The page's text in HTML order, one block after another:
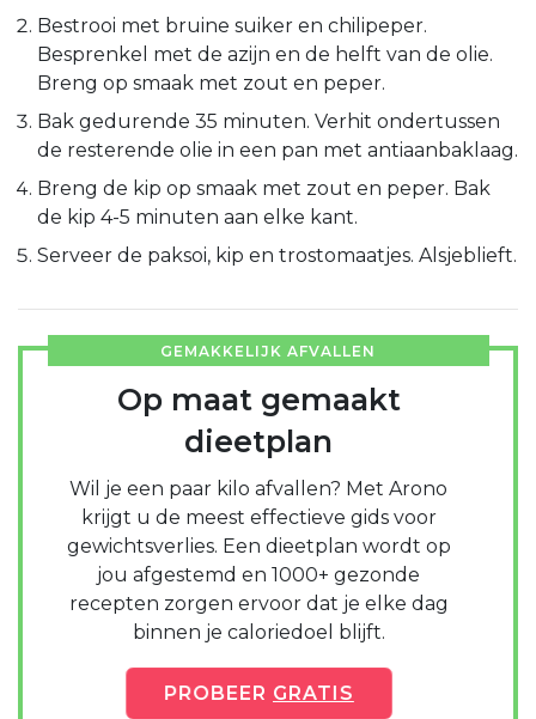
Bestrooi met bruine suiker en chilipeper.
Besprenkel met de azijn en de helft van de olie.
Breng op smaak met zout en peper.
Bak gedurende 35 minuten. Verhit ondertussen
de resterende olie in een pan met antiaanbaklaag.
Breng de kip op smaak met zout en peper. Bak
de kip 4-5 minuten aan elke kant.
Serveer de paksoi, kip en trostomaatjes. Alsjeblieft.
GEMAKKELIJK AFVALLEN
Op maat gemaakt
dieetplan
Wil je een paar kilo afvallen? Met Arono
krijgt u de meest effectieve gids voor
gewichtsverlies. Een dieetplan wordt op
jou afgestemd en 1000+ gezonde
recepten zorgen ervoor dat je elke dag
binnen je caloriedoel blijft.
PROBEER GRATIS